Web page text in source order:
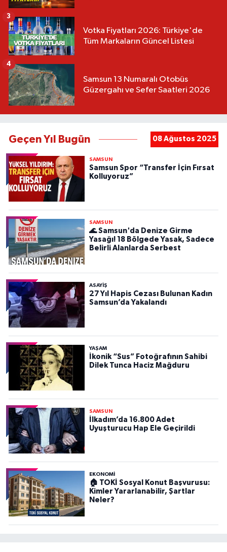
Votka Fiyatları 2026: Türkiye'de
Tüm Markaların Güncel Listesi
3
Samsun 13 Numaralı Otobüs
Güzergahı ve Sefer Saatleri 2026
4
Geçen Yıl Bugün 08 Ağustos 2025
SAMSUN
Samsun Spor “Transfer İçin Fırsat
Kolluyoruz”
SAMSUN
🌊 Samsun'da Denize Girme
Yasağı! 18 Bölgede Yasak, Sadece
Belirli Alanlarda Serbest
ASAYIŞ
27 Yıl Hapis Cezası Bulunan Kadın
Samsun’da Yakalandı
YAŞAM
İkonik “Sus” Fotoğrafının Sahibi
Dilek Tunca Haciz Mağduru
SAMSUN
İlkadım’da 16.800 Adet
Uyuşturucu Hap Ele Geçirildi
EKONOMİ
🏠 TOKİ Sosyal Konut Başvurusu:
Kimler Yararlanabilir, Şartlar
Neler?